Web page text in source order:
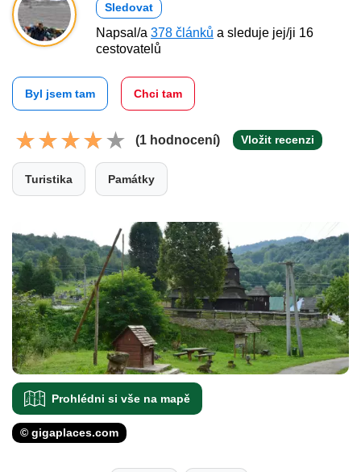
Sledovat
Napsal/a 378 článků a sleduje jej/ji 16
cestovatelů
Byl jsem tam Chci tam
(1 hodnocení) Vložit recenzi
Turistika Památky
Prohlédni si vše na mapě
© gigaplaces.com